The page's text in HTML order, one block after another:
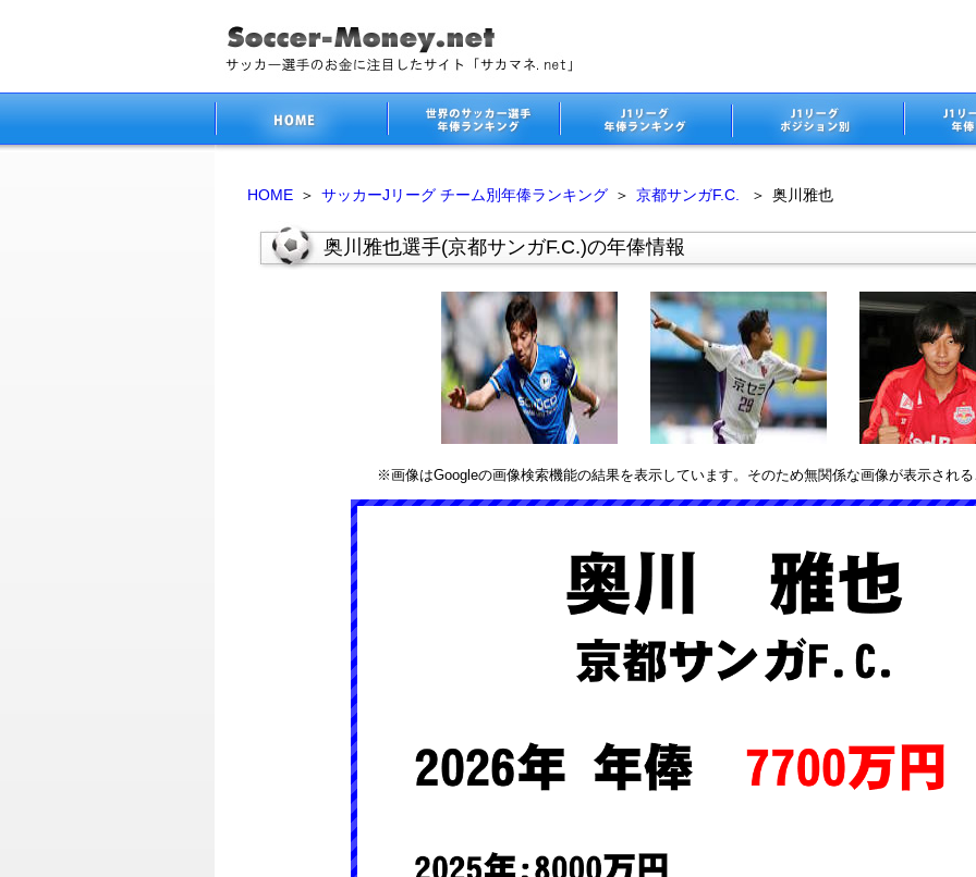
HOME ＞ サッカーJリーグ チーム別年俸ランキング ＞ 京都サンガF.C. ＞ 奥川雅也
奥川雅也選手(京都サンガF.C.)の年俸情報
※画像はGoogleの画像検索機能の結果を表示しています。そのため無関係な画像が表示され